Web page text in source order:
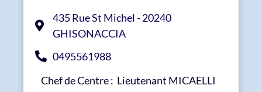
435 Rue St Michel - 20240
GHISONACCIA
0495561988
Chef de Centre : Lieutenant MICAELLI